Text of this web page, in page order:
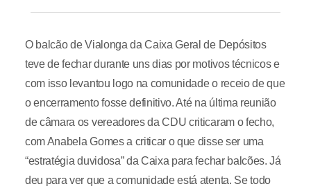
O balcão de Vialonga da Caixa Geral de Depósitos
teve de fechar durante uns dias por motivos técnicos e
com isso levantou logo na comunidade o receio de que
o encerramento fosse definitivo. Até na última reunião
de câmara os vereadores da CDU criticaram o fecho,
com Anabela Gomes a criticar o que disse ser uma
“estratégia duvidosa” da Caixa para fechar balcões. Já
deu para ver que a comunidade está atenta. Se todo